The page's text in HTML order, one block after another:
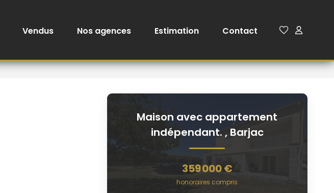
Vendus Nos agences Estimation Contact
Maison avec appartement
indépendant. , Barjac
359 000 €
honoraires compris